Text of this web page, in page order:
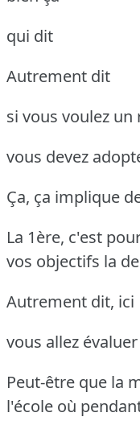
qui dit
Autrement dit
si vous voulez
vous devez
Ça, ça implique
La 1ère, c'est
vos objectifs la
Autrement dit, ici
vous allez
Peut-être que la
l'école où